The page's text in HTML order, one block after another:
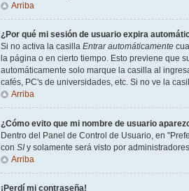
Arriba
¿Por qué mi sesión de usuario expira
Si no activa la casilla Entrar automáticamente
la página o en cierto tiempo. Esto previene que
automáticamente solo marque la casilla al
cafés, PC's de universidades, etc. Si no ve la
Arriba
¿Cómo evito que mi nombre de usuario
Dentro del Panel de Control de Usuario, en
con SIy solamente será visto por
Arriba
¡Perdí mi contraseña!